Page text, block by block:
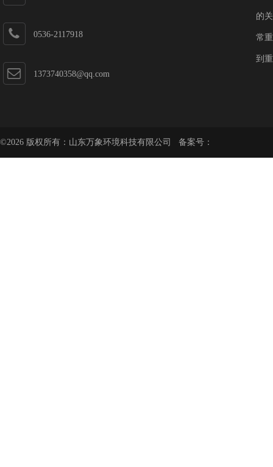
0536-2117918
1373740358@qq.com
的
常
到
©2026 版权所有：山东万象环境科技有限公司 备案号：